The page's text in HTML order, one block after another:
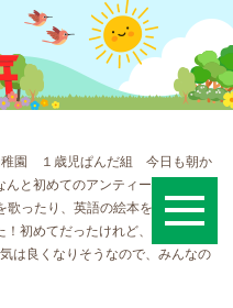
園 １歳児ぱんだ組 今日も朝か
と初めてのアンティーチャーの英
ったり、英語の絵本を読んでく
初めてだったけれど、みんな楽し
は良くなりそうなので、みんなの